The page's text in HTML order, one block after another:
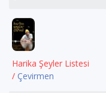
Harika Şeyler Listesi
/ Çevirmen